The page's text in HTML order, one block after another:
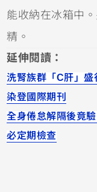
能收納在冰箱中
精。
延伸閱讀：
洗腎族群「C肝」
染登國際期刊
全身倦怠解隔後竟
必定期檢查